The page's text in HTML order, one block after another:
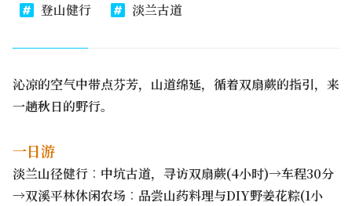
登山健行 淡兰古道
沁凉的空气中带点芬芳，山道绵延，循着双扇蕨的指引，来
一趟秋日的野行。
一日游
淡兰山径健行︰中坑古道，寻访双扇蕨(4小时)→车程30分
→双溪平林休闲农场︰品尝山药料理与DIY野姜花粽(1小